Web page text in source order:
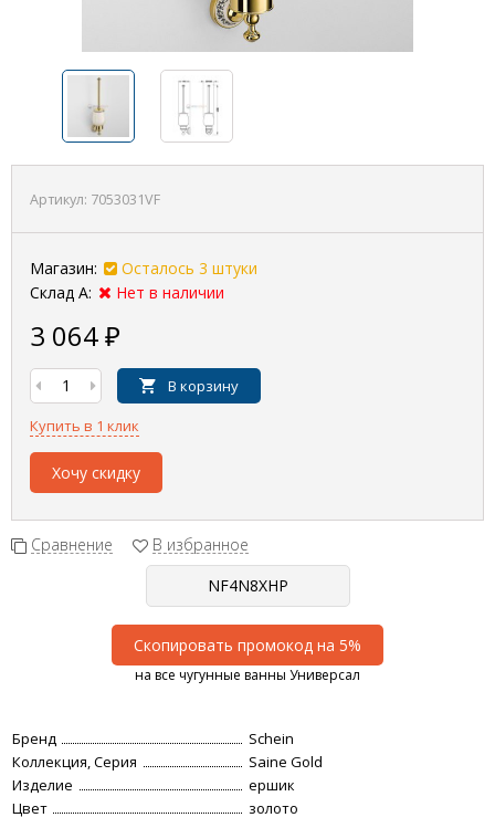
Артикул: 7053031VF
Магазин:
Осталось 3 штуки
Склад А:
Нет в наличии
3 064₽
В корзину
Купить в 1 клик
Хочу скидку
Сравнение В избранное
Скопировать промокод на 5%
на все чугунные ванны Универсал
Бренд
Schein
Коллекция, Серия
Saine Gold
Изделие
ершик
Цвет
золото